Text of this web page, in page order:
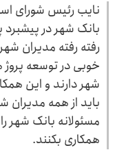
نایب رئیس شورای
بانک شهر در
رفته رفته مدیران
خوبی در توسعه
شهر دارند و این
باید از همه مدیران
مسئولانه بانک شهر
همکاری بکنند.